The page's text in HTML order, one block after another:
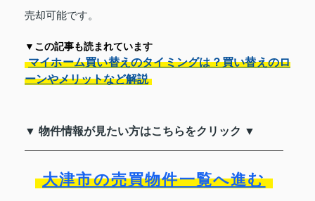
売却可能です。
▼この記事も読まれています
マイホーム買い替えのタイミングは？買い替えのロ
ーンやメリットなど解説
▼ 物件情報が見たい方はこちらをクリック ▼
大津市の売買物件一覧へ進む